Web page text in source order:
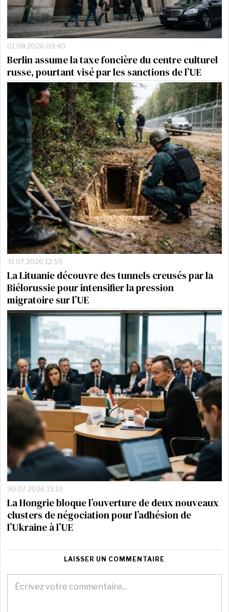
01.08.2026 09:40
Berlin assume la taxe foncière du centre culturel
russe, pourtant visé par les sanctions de l’UE
31.07.2026 12:55
La Lituanie découvre des tunnels creusés par la
Biélorussie pour intensifier la pression
migratoire sur l’UE
30.07.2026 13:10
La Hongrie bloque l’ouverture de deux nouveaux
clusters de négociation pour l’adhésion de
l’Ukraine à l’UE
LAISSER UN COMMENTAIRE